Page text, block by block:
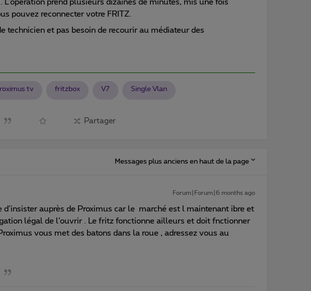
L’opération prend plusieurs dizaines de minutes, mis une fois
pouvez reconnecter votre FRITZ.
technicien et pas besoin de recourir au médiateur des
tv fritzbox V7 Single Vlan
Partager
Messages plus anciens en haut de la page
Forum|Forum|6 months ago
d’insister auprès de Proximus car le marché est l maintenant ibre et
légal de l’ouvrir . Le fritz fonctionne ailleurs et doit fnctionner
vous met des batons dans la roue , adressez vous au